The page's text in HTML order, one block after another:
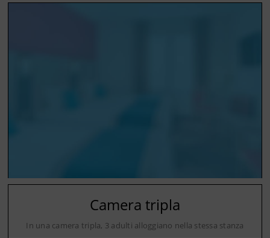
Camera tripla
In una camera tripla, 3 adulti alloggiano nella stessa stanza